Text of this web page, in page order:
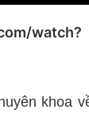
watch?
khoa